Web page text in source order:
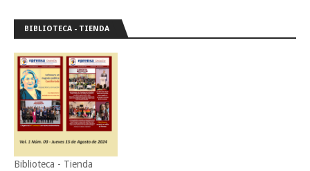
BIBLIOTECA - TIENDA
Biblioteca - Tienda